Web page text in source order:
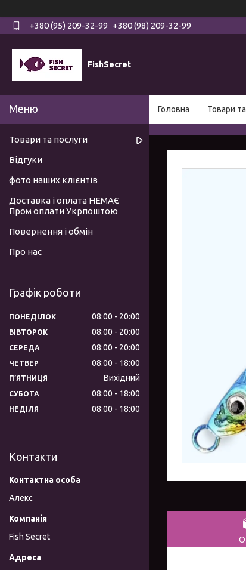
+380 (95) 209-32-99 +380 (98) 209-32-99
FishSecret
Головна Товари
Товари та послуги
Відгуки
фото наших клієнтів
Доставка і оплата НЕМАЄ
Пром оплати Укрпоштою
Повернення і обмін
Про нас
Графік роботи
ПОНЕДІЛОК 08:00 20:00
ВІВТОРОК 08:00 20:00
СЕРЕДА 08:00 20:00
ЧЕТВЕР 08:00 18:00
ПʼЯТНИЦЯ Вихідний
СУБОТА 08:00 18:00
НЕДІЛЯ 08:00 18:00
Контакти
Алекс
Fish Secret